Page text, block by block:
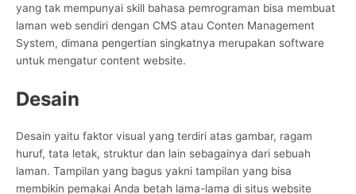
yang tak mempunyai skill bahasa pemrograman bisa membuat
laman web sendiri dengan CMS atau Conten Management
System, dimana pengertian singkatnya merupakan software
untuk mengatur content website.
Desain
Desain yaitu faktor visual yang terdiri atas gambar, ragam
huruf, tata letak, struktur dan lain sebagainya dari sebuah
laman. Tampilan yang bagus yakni tampilan yang bisa
membikin pemakai Anda betah lama-lama di situs website